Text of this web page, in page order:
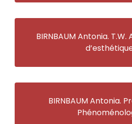
BIRNBAUM Antonia.
BIRNBAUM Antonia.